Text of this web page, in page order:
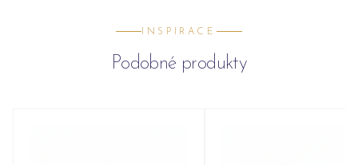
INSPIRACE
Podobné produkty